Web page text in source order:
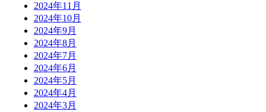
2024年11月
2024年10月
2024年9月
2024年8月
2024年7月
2024年6月
2024年5月
2024年4月
2024年3月